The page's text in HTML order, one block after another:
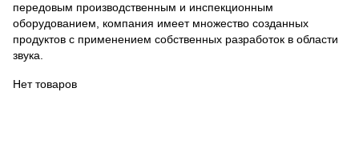
передовым производственным и инспекционным
оборудованием, компания имеет множество созданных
продуктов с применением собственных разработок в области
звука.
Нет товаров